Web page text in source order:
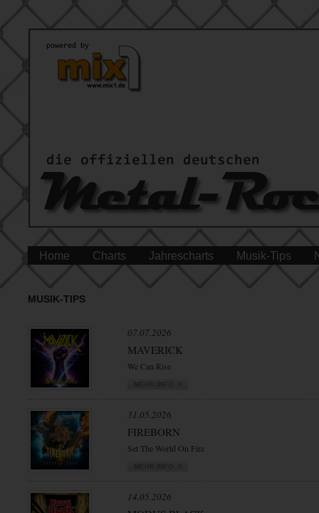
Home Charts Jahrescharts Musik-Tips
MUSIK-TIPS
07.07.2026
MAVERICK
We Can Rise
31.05.2026
FIREBORN
Set The World On Fire
14.05.2026